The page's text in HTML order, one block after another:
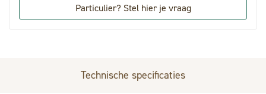
Particulier? Stel hier je vraag
Technische specificaties